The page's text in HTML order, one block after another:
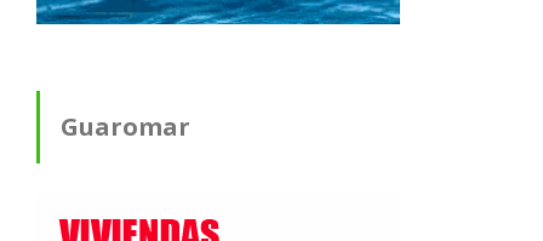
Guaromar